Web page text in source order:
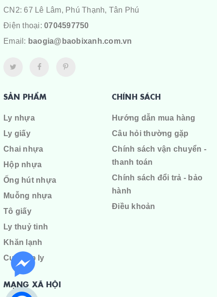
CN2: 67 Lê Lâm, Phú Thạnh, Tân Phú
Điện thoại: 0704597750
Email: baogia@baobixanh.com.vn
SẢN PHẨM
Ly nhựa
Ly giấy
Chai nhựa
Hộp nhựa
Ống hút nhựa
Muỗng nhựa
Tô giấy
Ly thuỷ tinh
Khăn lạnh
Cuộn ép ly
CHÍNH SÁCH
Hướng dẫn mua hàng
Câu hỏi thường gặp
Chính sách vận chuyển -
thanh toán
Chính sách đổi trả - bảo
hành
Điều khoản
MẠNG XÃ HỘI